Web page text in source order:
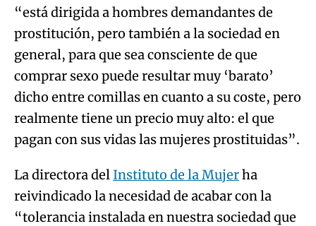
“está dirigida a hombres demandantes de
prostitución, pero también a la sociedad en
general, para que sea consciente de que
comprar sexo puede resultar muy ‘barato’
dicho entre comillas en cuanto a su coste, pero
realmente tiene un precio muy alto: el que
pagan con sus vidas las mujeres prostituidas”.
La directora del Instituto de la Mujerha
reivindicado la necesidad de acabar con la
“tolerancia instalada en nuestra sociedad que